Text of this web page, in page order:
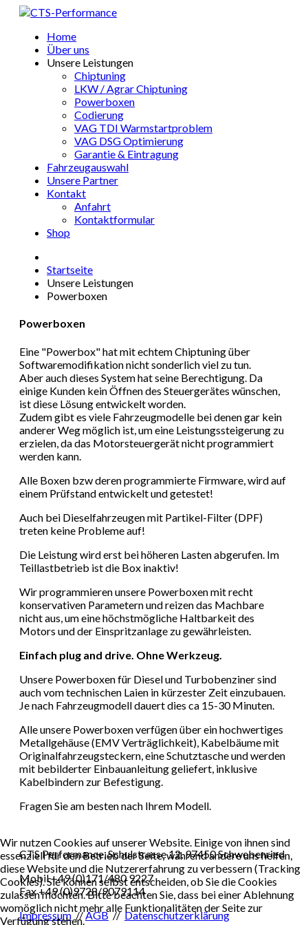
Home
Über uns
Unsere Leistungen
Chiptuning
LKW / Agrar Chiptuning
Powerboxen
Codierung
VAG TDI Warmstartproblem
VAG DSG Optimierung
Garantie & Eintragung
Fahrzeugauswahl
Unsere Partner
Kontakt
Anfahrt
Kontaktformular
Shop
Startseite
Unsere Leistungen
Powerboxen
Powerboxen
Eine "Powerbox" hat mit echtem Chiptuning über
Softwaremodifikation nicht sonderlich viel zu tun.
Aber auch dieses System hat seine Berechtigung. Da
einige Kunden kein Öffnen des Steuergerätes wünschen,
ist diese Lösung entwickelt worden.
Zudem gibt es viele Fahrzeugmodelle bei denen gar kein
anderer Weg möglich ist, um eine Leistungssteigerung zu
erzielen, da das Motorsteuergerät nicht programmiert
werden kann.
Alle Boxen bzw deren programmierte Firmware, wird auf
einem Prüfstand entwickelt und getestet!
Auch bei Dieselfahrzeugen mit Partikel-Filter (DPF)
treten keine Probleme auf!
Die Leistung wird erst bei höheren Lasten abgerufen. Im
Teillastbetrieb ist die Box inaktiv!
Wir programmieren unsere Powerboxen mit recht
konservativen Parametern und reizen das Machbare
nicht aus, um eine höchstmögliche Haltbarkeit des
Motors und der Einspritzanlage zu gewährleisten.
Einfach plug and drive. Ohne Werkzeug.
Unsere Powerboxen für Diesel und Turbobenziner sind
auch vom technischen Laien in kürzester Zeit einzubauen.
Je nach Fahrzeugmodell dauert dies ca 15-30 Minuten.
Alle unsere Powerboxen verfügen über ein hochwertiges
Metallgehäuse (EMV Verträglichkeit), Kabelbäume mit
Originalfahrzeugsteckern, eine Schutztasche und werden
mit bebilderter Einbauanleitung geliefert, inklusive
Kabelbindern zur Befestigung.
Fragen Sie am besten nach Ihrem Modell.
CTS Performance, Schulstrasse 12, 97450 Schwebenried
Mobil +49 (0)171/480 9227
Fax +49 (0)9728/9079114
Impressum//AGB// Datenschutzerklärung
Wir nutzen Cookies auf unserer Website. Einige von ihnen sind
essenziell für den Betrieb der Seite, während andere uns helfen,
diese Website und die Nutzererfahrung zu verbessern (Tracking
Cookies). Sie können selbst entscheiden, ob Sie die Cookies
zulassen möchten. Bitte beachten Sie, dass bei einer Ablehnung
womöglich nicht mehr alle Funktionalitäten der Seite zur
Verfügung stehen.